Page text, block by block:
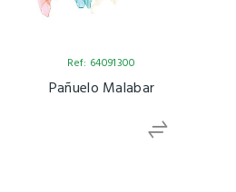
Ref: 64091300
Pañuelo Malabar